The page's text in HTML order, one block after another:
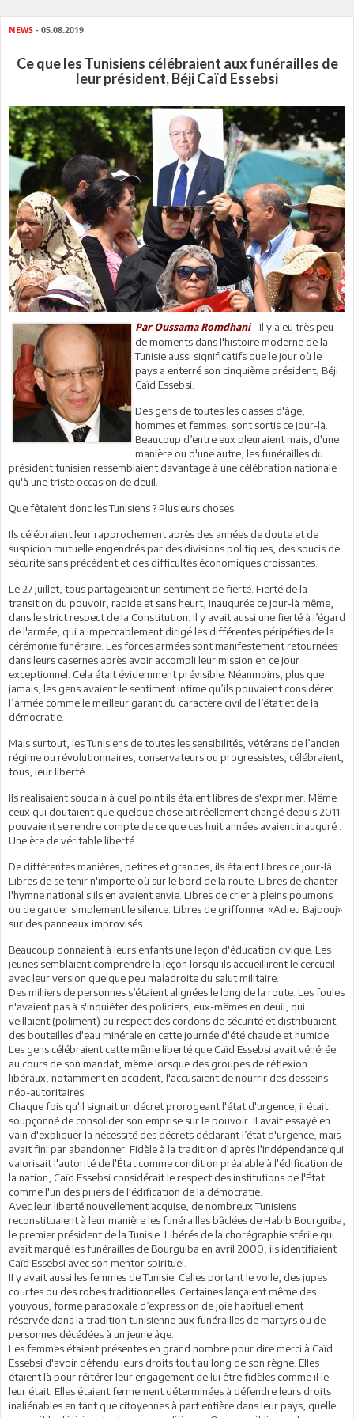
NEWS - 05.08.2019
Ce que les Tunisiens célébraient aux funérailles de
leur président, Béji Caïd Essebsi
Par Oussama Romdhani- Il y a eu très peu
de moments dans l'histoire moderne de la
Tunisie aussi significatifs que le jour où le
pays a enterré son cinquième président, Béji
Caïd Essebsi.
Des gens de toutes les classes d'âge,
hommes et femmes, sont sortis ce jour-là.
Beaucoup d’entre eux pleuraient mais, d'une
manière ou d'une autre, les funérailles du
président tunisien ressemblaient davantage à une célébration nationale
qu'à une triste occasion de deuil.
Que fêtaient donc les Tunisiens ? Plusieurs choses.
Ils célébraient leur rapprochement après des années de doute et de
suspicion mutuelle engendrés par des divisions politiques, des soucis de
sécurité sans précédent et des difficultés économiques croissantes.
Le 27 juillet, tous partageaient un sentiment de fierté. Fierté de la
transition du pouvoir, rapide et sans heurt, inaugurée ce jour-là même,
dans le strict respect de la Constitution. Il y avait aussi une fierté à l’égard
de l'armée, qui a impeccablement dirigé les différentes péripéties de la
cérémonie funéraire. Les forces armées sont manifestement retournées
dans leurs casernes après avoir accompli leur mission en ce jour
exceptionnel. Cela était évidemment prévisible. Néanmoins, plus que
jamais, les gens avaient le sentiment intime qu’ils pouvaient considérer
l’armée comme le meilleur garant du caractère civil de l’état et de la
démocratie.
Mais surtout, les Tunisiens de toutes les sensibilités, vétérans de l’ancien
régime ou révolutionnaires, conservateurs ou progressistes, célébraient,
tous, leur liberté.
Ils réalisaient soudain à quel point ils étaient libres de s'exprimer. Même
ceux qui doutaient que quelque chose ait réellement changé depuis 2011
pouvaient se rendre compte de ce que ces huit années avaient inauguré :
Une ère de véritable liberté.
De différentes manières, petites et grandes, ils étaient libres ce jour-là.
Libres de se tenir n'importe où sur le bord de la route. Libres de chanter
l'hymne national s'ils en avaient envie. Libres de crier à pleins poumons
ou de garder simplement le silence. Libres de griffonner «Adieu Bajbouj»
sur des panneaux improvisés.
Beaucoup donnaient à leurs enfants une leçon d'éducation civique. Les
jeunes semblaient comprendre la leçon lorsqu'ils accueillirent le cercueil
avec leur version quelque peu maladroite du salut militaire.
Des milliers de personnes s’étaient alignées le long de la route. Les foules
n'avaient pas à s'inquiéter des policiers, eux-mêmes en deuil, qui
veillaient (poliment) au respect des cordons de sécurité et distribuaient
des bouteilles d'eau minérale en cette journée d'été chaude et humide.
Les gens célébraient cette même liberté que Caïd Essebsi avait vénérée
au cours de son mandat, même lorsque des groupes de réflexion
libéraux, notamment en occident, l'accusaient de nourrir des desseins
néo-autoritaires.
Chaque fois qu'il signait un décret prorogeant l'état d'urgence, il était
soupçonné de consolider son emprise sur le pouvoir. Il avait essayé en
vain d'expliquer la nécessité des décrets déclarant l’état d'urgence, mais
avait fini par abandonner. Fidèle à la tradition d'après l'indépendance qui
valorisait l'autorité de l'État comme condition préalable à l'édification de
la nation, Caïd Essebsi considérait le respect des institutions de l'État
comme l'un des piliers de l'édification de la démocratie.
Avec leur liberté nouvellement acquise, de nombreux Tunisiens
reconstituaient à leur manière les funérailles bâclées de Habib Bourguiba,
le premier président de la Tunisie. Libérés de la chorégraphie stérile qui
avait marqué les funérailles de Bourguiba en avril 2000, ils identifiaient
Caïd Essebsi avec son mentor spirituel.
II y avait aussi les femmes de Tunisie. Celles portant le voile, des jupes
courtes ou des robes traditionnelles. Certaines lançaient même des
youyous, forme paradoxale d’expression de joie habituellement
réservée dans la tradition tunisienne aux funérailles de martyrs ou de
personnes décédées à un jeune âge.
Les femmes étaient présentes en grand nombre pour dire merci à Caïd
Essebsi d'avoir défendu leurs droits tout au long de son règne. Elles
étaient là pour réitérer leur engagement de lui être fidèles comme il le
leur était. Elles étaient fermement déterminées à défendre leurs droits
inaliénables en tant que citoyennes à part entière dans leur pays, quelle